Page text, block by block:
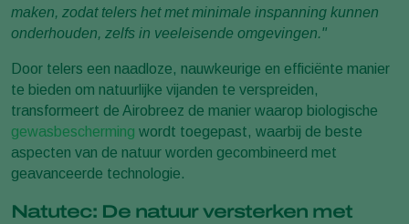
maken, zodat telers het met minimale inspanning kunnen
onderhouden, zelfs in veeleisende omgevingen."
Door telers een naadloze, nauwkeurige en efficiënte manier
te bieden om natuurlijke vijanden te verspreiden,
transformeert de Airobreez de manier waarop biologische
gewasbescherming wordt toegepast, waarbij de beste
aspecten van de natuur worden gecombineerd met
geavanceerde technologie.
Natutec: De natuur versterken met